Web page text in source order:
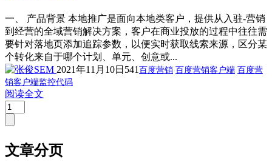
一、 产品背景 本地推广是面向本地类客户，提供从入驻-营销
到经营的全域营销解决方案，客户在商业投放的过程中往往需
要针对落地页添加追踪参数，以便实时获取线索来源，区分某
个转化来自于哪个计划、单元、创意或...
2021年11月10日 541 百度营销 百度营销客户端 百度营
销客户端监控代码
阅读全文
文章分页